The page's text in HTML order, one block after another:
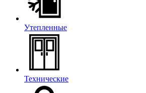
Утепленные
Технические